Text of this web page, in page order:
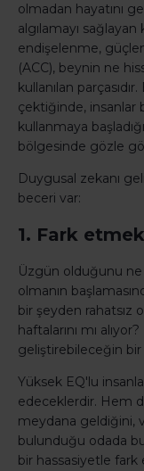
olmadan hayatını
algılamayı sağlayan
endişelenme,
(ACC), beynin ne
kullanılan
çektiğinde, insanlar
kullanmaya
bölgesinde gözle
Duygusal zekanı
beceri var:
1. Fark
Üzgün olduğunu ne
olmanın
bir şeyden rahatsız
haftalarını mı
geliştirebileceğin bir
Yüksek EQ'lu
edeceklerdir. Hem
meydana geldiğini,
bulunduğu odada
bir hassasiyetle